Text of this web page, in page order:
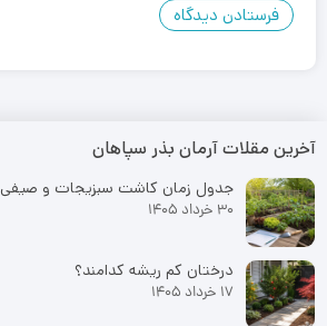
آخرین مقلات آرمان بذر سپاهان
جدول زمان کاشت سبزیجات و
30 خرداد 1405
درختان کم ریشه کدامند؟
17 خرداد 1405